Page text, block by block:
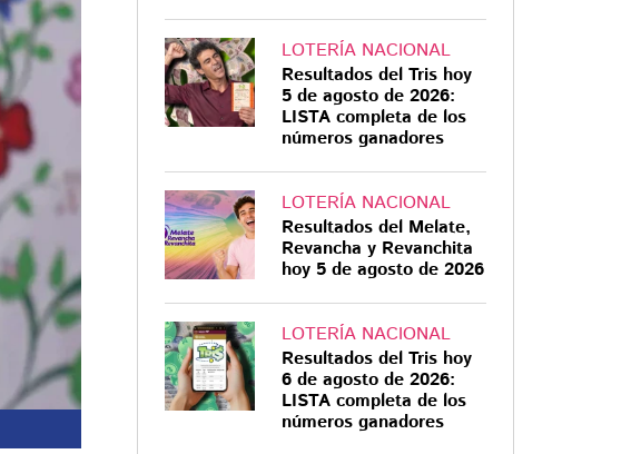
LOTERÍA NACIONAL
Resultados del Tris hoy
5 de agosto de 2026:
LISTA completa de los
números ganadores
LOTERÍA NACIONAL
Resultados del Melate,
Revancha y Revanchita
hoy 5 de agosto de 2026
LOTERÍA NACIONAL
Resultados del Tris hoy
6 de agosto de 2026:
LISTA completa de los
números ganadores